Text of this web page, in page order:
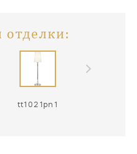
отделки:
tt1021pn1